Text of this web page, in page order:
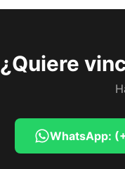
¿Quiere
WhatsApp: